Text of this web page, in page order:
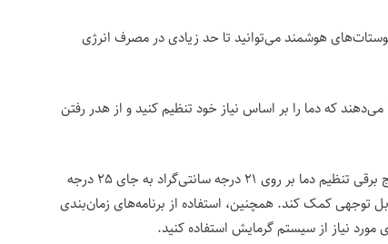
هوشمند می‌توانید تا حد زیادی در مصرف انرژی
که دما را بر اساس نیاز خود تنظیم کنید و از هدر رفتن
به عنوان مثال، صرفه جویی در هزینه با پکیج برقی تنظیم دما بر روی ۲۱ درجه سانتی‌گراد به جای ۲۵ درجه
توجهی کمک کند. همچنین، استفاده از برنامه‌های زمان‌بندی
نیاز از سیستم گرمایش استفاده کنید.